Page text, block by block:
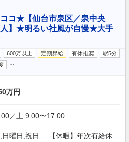
コ★【仙台市泉区／泉中央
】★明るい社風が自慢★大手
600万以上 定期昇給 有休推奨
駅5分
万円
／土 9:00〜17:00
,日曜日,祝日 【休暇】年次有給休